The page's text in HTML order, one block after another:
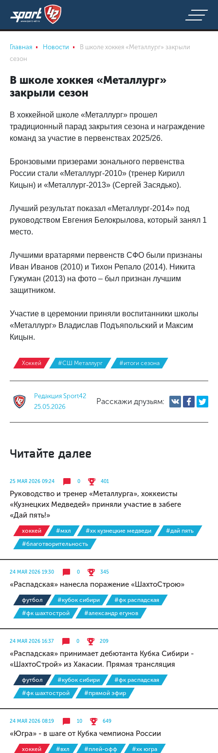
Главная Новости
В школе хоккея «Металлург» закрыли
сезон
В школе хоккея «Металлург»
закрыли сезон
В хоккейной школе «Металлург» прошел
традиционный парад закрытия сезона и награждение
команд за участие в первенствах 2025/26.
Бронзовыми призерами зонального первенства
России стали «Металлург-2010» (тренер Кирилл
Кицын) и «Металлург-2013» (Сергей Засядько).
Лучший результат показал «Металлург-2014» под
руководством Евгения Белокрылова, который занял 1
место.
Лучшими вратарями первенств СФО были признаны
Иван Иванов (2010) и Тихон Репало (2014). Никита
Гужуман (2013) на фото – был признан лучшим
защитником.
Участие в церемонии приняли воспитанники школы
«Металлург» Владислав Подъяпольский и Максим
Кицын.
Хоккей #СШ Металлург #итоги сезона
Редакция Sport42
25.05.2026
Расскажи друзьям:
Читайте далее
25 МАЯ 2026 09:24 0 401
Руководство и тренер «Металлурга», хоккеисты
«Кузнецких Медведей» приняли участие в забеге
«Дай пять!»
хоккей #мхл #хк кузнецкие медведи
#дай пять
#благотворительность
24 МАЯ 2026 19:30 0 345
«Распадская» нанесла поражение «ШахтоСтрою»
футбол #кубок сибири
#фк распадская
#фк шахтострой
#александр егунов
24 МАЯ 2026 16:37 0 209
«Распадская» принимает дебютанта Кубка Сибири -
«ШахтоСтрой» из Хакасии. Прямая трансляция
футбол #кубок сибири
#фк распадская
#фк шахтострой
#прямой эфир
24 МАЯ 2026 08:19 10 649
«Югра» - в шаге от Кубка чемпиона России
хоккей #вхл #плей-офф
#хк югра